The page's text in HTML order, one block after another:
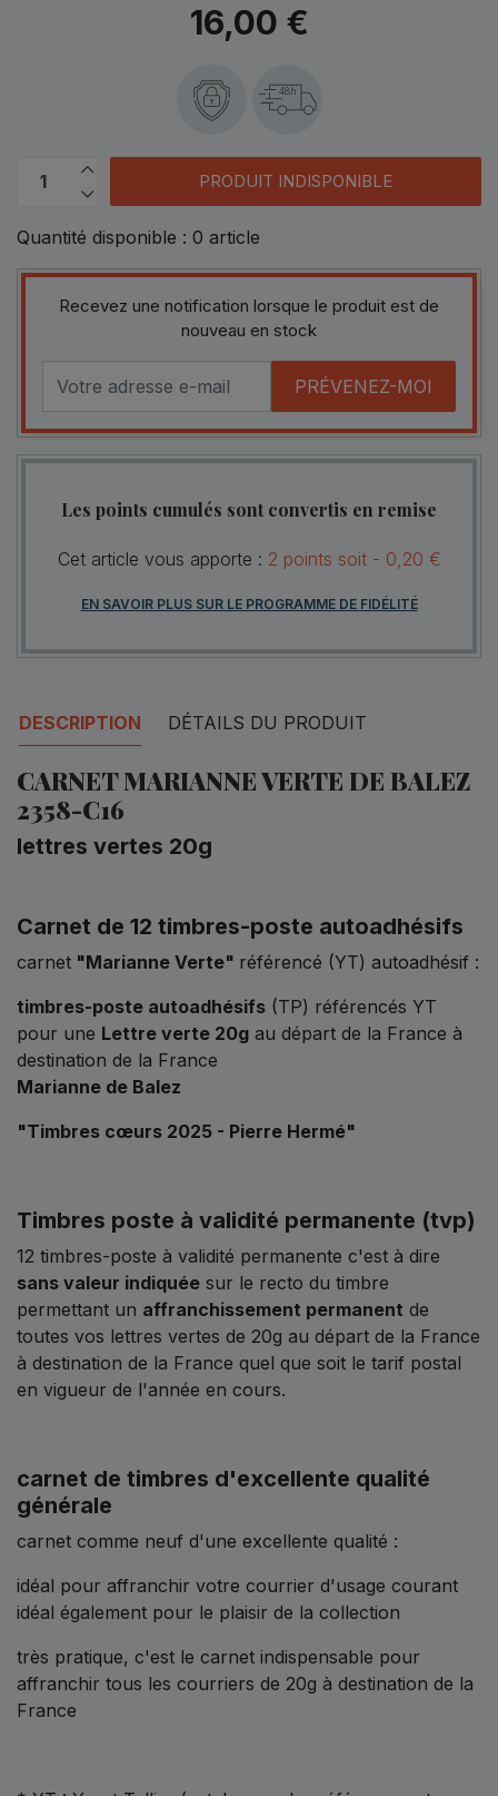
16,00 €
48h
PRODUIT INDISPONIBLE
Quantité disponible : 0 article
Recevez une notification lorsque le produit est de
nouveau en stock
PRÉVENEZ-MOI
Les points cumulés sont convertis en remise
Cet article vous apporte : 2 points soit - 0,20 €
EN SAVOIR PLUS SUR LE PROGRAMME DE FIDÉLITÉ
DESCRIPTION DÉTAILS DU PRODUIT
CARNET MARIANNE VERTE DE BALEZ
2358-C16
lettres vertes 20g
Carnet de 12 timbres-poste autoadhésifs
carnet "Marianne Verte" référencé (YT) autoadhésif :
timbres-poste autoadhésifs (TP) référencés YT
pour une Lettre verte 20g au départ de la France à
destination de la France
Marianne de Balez
"Timbres cœurs 2025 - Pierre Hermé"
Timbres poste à validité permanente (tvp)
12 timbres-poste à validité permanente c'est à dire
sans valeur indiquée sur le recto du timbre
permettant un affranchissement permanent de
toutes vos lettres vertes de 20g au départ de la France
à destination de la France quel que soit le tarif postal
en vigueur de l'année en cours.
carnet de timbres d'excellente qualité
générale
carnet comme neuf d'une excellente qualité :
idéal pour affranchir votre courrier d'usage courant
idéal également pour le plaisir de la collection
très pratique, c'est le carnet indispensable pour
affranchir tous les courriers de 20g à destination de la
France